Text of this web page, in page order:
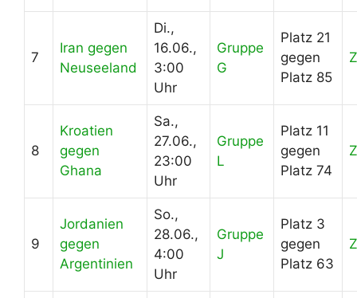
7
Iran gegen
Neuseeland
Di.,
16.06.,
3:00
Uhr
Gruppe
G
Platz 21
gegen
Platz 85
8
Kroatien
gegen
Ghana
Sa.,
27.06.,
23:00
Uhr
Gruppe
L
Platz 11
gegen
Platz 74
9
Jordanien
gegen
Argentinien
So.,
28.06.,
4:00
Uhr
Gruppe
J
Platz 3
gegen
Platz 63